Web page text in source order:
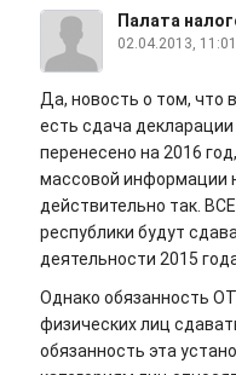
Палата
02.04.2013, 11:01
Да, новость о том, что
есть сдача
перенесено на 2016
массовой информации
действительно так.
республики будут
деятельности 2015
Однако обязанность
физических лиц
обязанность эта